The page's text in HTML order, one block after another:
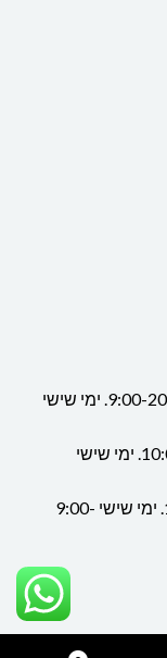
ימים א'-ה' מ9:00-20:00. ימי שישי
: א'-ה' 10:00-19:00. ימי שישי
א'-ה' 10:00-20:00. ימי שישי 9:00-